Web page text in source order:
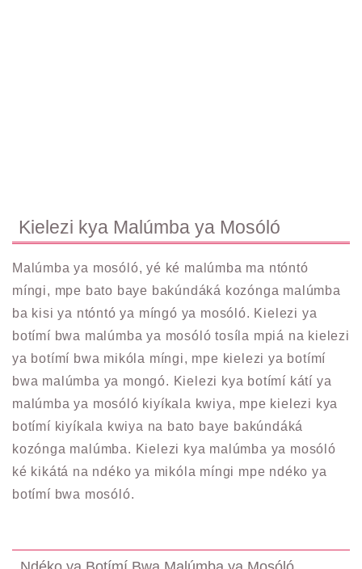
Kielezi kya Malúmba ya Mosóló
Malúmba ya mosóló, yé ké malúmba ma ntóntó
míngi, mpe bato baye bakúndáká kozónga malúmba
ba kisi ya ntóntó ya míngó ya mosóló. Kielezi ya
botímí bwa malúmba ya mosóló tosíla mpiá na kielezi
ya botímí bwa mikóla míngi, mpe kielezi ya botímí
bwa malúmba ya mongó. Kielezi kya botímí kátí ya
malúmba ya mosóló kiyíkala kwiya, mpe kielezi kya
botímí kiyíkala kwiya na bato baye bakúndáká
kozónga malúmba. Kielezi kya malúmba ya mosóló
ké kikátá na ndéko ya mikóla míngi mpe ndéko ya
botímí bwa mosóló.